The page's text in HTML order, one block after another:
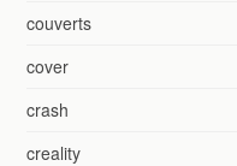
couverts
cover
crash
creality